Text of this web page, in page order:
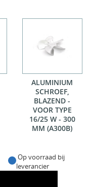
ALUMINIUM
SCHROEF,
BLAZEND -
VOOR TYPE
16/25 W - 300
MM (A300B)
Op voorraad bij
leverancier